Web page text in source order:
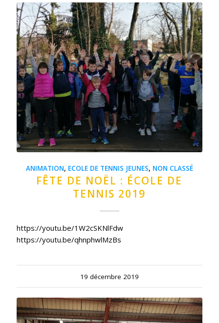
ANIMATION, ECOLE DE TENNIS JEUNES, NON CLASSÉ
FÊTE DE NOËL : ÉCOLE DE
TENNIS 2019
https://youtu.be/1W2cSKNlFdw
https://youtu.be/qhnphwlMzBs
19 décembre 2019